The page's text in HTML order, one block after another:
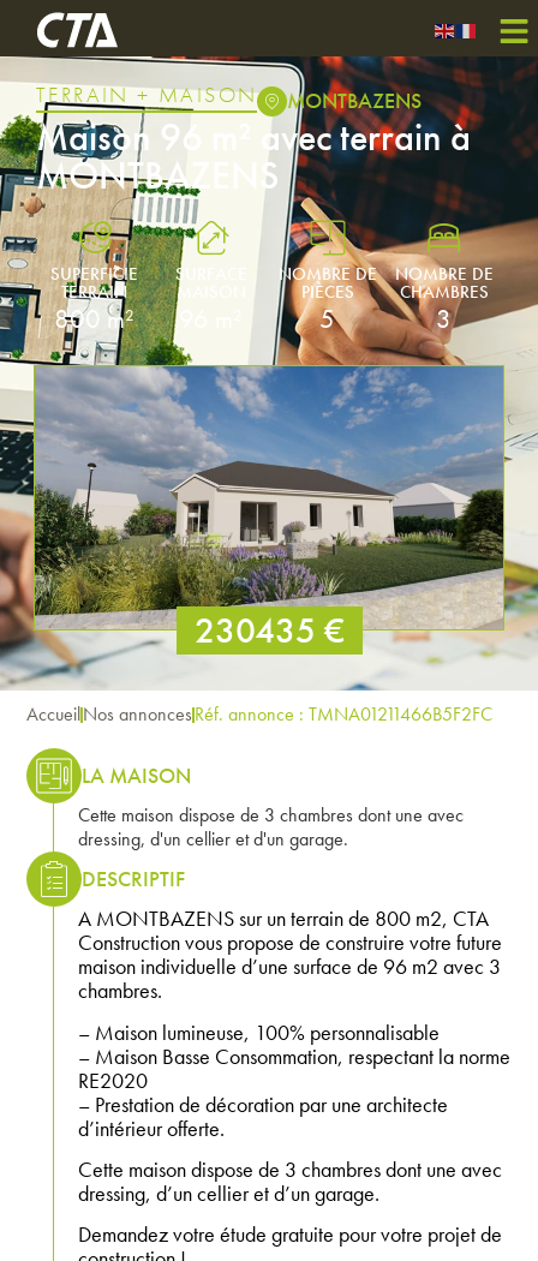
TERRAIN + MAISON MONTBAZENS
Maison 96 m² avec terrain à
MONTBAZENS
SUPERFICIE
TERRAIN
800 m²
SURFACE
MAISON
NOMBRE DE
PIÈCES
5
NOMBRE DE
CHAMBRES
3
230435 €
AccueilNos annoncesRéf. annonce : TMNA01211466B5F2FC
LA MAISON
Cette maison dispose de 3 chambres dont une avec
dressing, d'un cellier et d'un garage.
DESCRIPTIF
A MONTBAZENS sur un terrain de 800 m2, CTA
Construction vous propose de construire votre future
maison individuelle d’une surface de 96 m2 avec 3
chambres.
– Maison lumineuse, 100% personnalisable
– Maison Basse Consommation, respectant la norme
RE2020
– Prestation de décoration par une architecte
d’intérieur offerte.
Cette maison dispose de 3 chambres dont une avec
dressing, d’un cellier et d’un garage.
Demandez votre étude gratuite pour votre projet de